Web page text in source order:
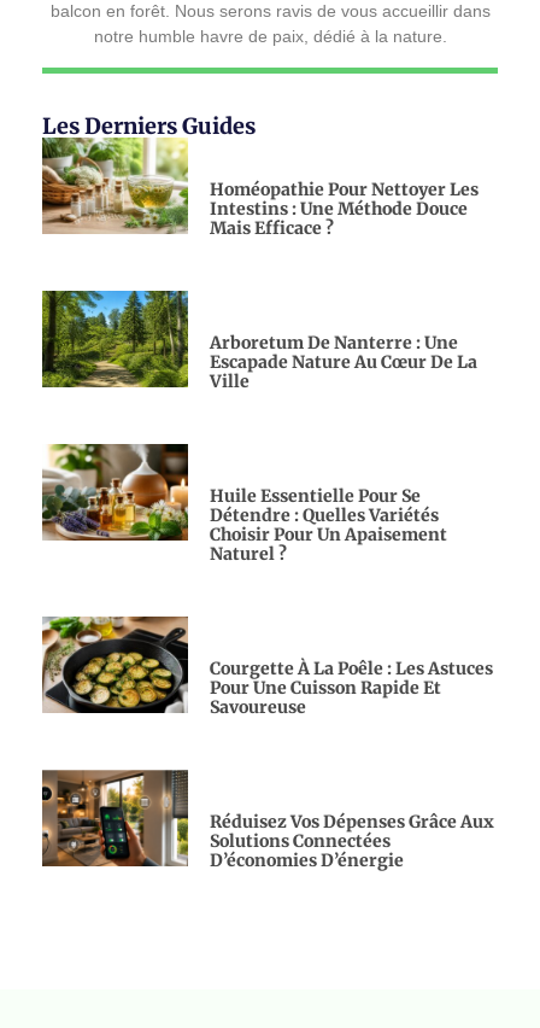
balcon en forêt. Nous serons ravis de vous accueillir dans
notre humble havre de paix, dédié à la nature.
Les Derniers Guides
Homéopathie Pour Nettoyer Les
Intestins : Une Méthode Douce
Mais Efficace ?
Arboretum De Nanterre : Une
Escapade Nature Au Cœur De La
Ville
Huile Essentielle Pour Se
Détendre : Quelles Variétés
Choisir Pour Un Apaisement
Naturel ?
Courgette À La Poêle : Les Astuces
Pour Une Cuisson Rapide Et
Savoureuse
Réduisez Vos Dépenses Grâce Aux
Solutions Connectées
D’économies D’énergie